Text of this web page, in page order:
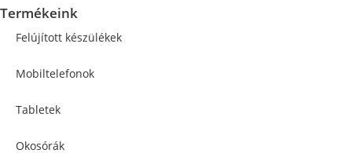
Termékeink
Felújított készülékek
Mobiltelefonok
Tabletek
Okosórák